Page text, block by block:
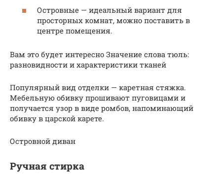
Островные — идеальный вариант для
просторных комнат, можно поставить в
центре помещения.
Вам это будет интересно Значение слова тюль:
разновидности и характеристики тканей
Популярный вид отделки — каретная стяжка.
Мебельную обивку прошивают пуговицами и
получается узор в виде ромбов, напоминающий
обивку в царской карете.
Островной диван
Ручная стирка